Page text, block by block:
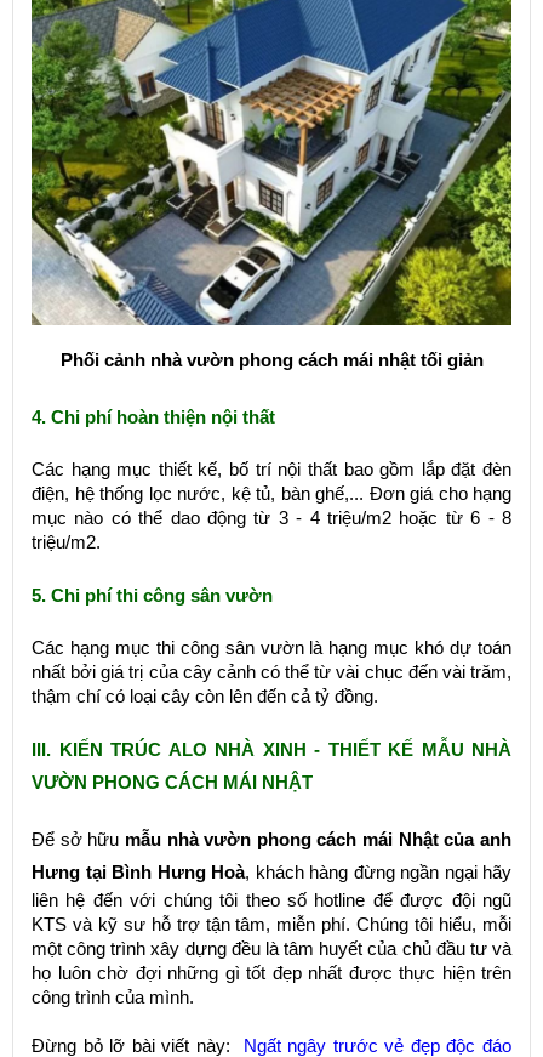
Phối cảnh nhà vườn phong cách mái nhật tối giản
4. Chi phí hoàn thiện nội thất
Các hạng mục thiết kế, bố trí nội thất bao gồm lắp đặt đèn
điện, hệ thống lọc nước, kệ tủ, bàn ghế,... Đơn giá cho hạng
mục nào có thể dao động từ 3 - 4 triệu/m2 hoặc từ 6 - 8
triệu/m2.
5. Chi phí thi công sân vườn
Các hạng mục thi công sân vườn là hạng mục khó dự toán
nhất bởi giá trị của cây cảnh có thể từ vài chục đến vài trăm,
thậm chí có loại cây còn lên đến cả tỷ đồng.
III. KIẾN TRÚC ALO NHÀ XINH - THIẾT KẾ MẪU NHÀ
VƯỜN PHONG CÁCH MÁI NHẬT
Để sở hữu mẫu nhà vườn phong cách mái Nhật của anh
Hưng tại Bình Hưng Hoà, khách hàng đừng ngần ngại hãy
liên hệ đến với chúng tôi theo số hotline để được đội ngũ
KTS và kỹ sư hỗ trợ tận tâm, miễn phí. Chúng tôi hiểu, mỗi
một công trình xây dựng đều là tâm huyết của chủ đầu tư và
họ luôn chờ đợi những gì tốt đẹp nhất được thực hiện trên
công trình của mình.
Đừng bỏ lỡ bài viết này: Ngất ngây trước vẻ đẹp độc đáo